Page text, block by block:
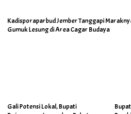
Kadisporaparbud Jember Tanggapi
Gumuk Lesung di Area Cagar Budaya
Gali Potensi Lokal, Bupati